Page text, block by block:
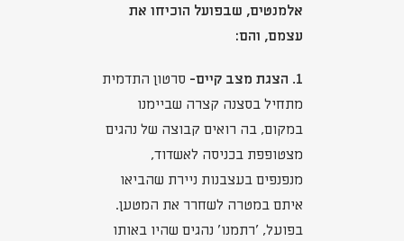
אלמנטים, שבפועל הוכיחו את
עצמם, והם:
1. הצגת מצב קיים-
סרטון התדמית
מתחיל בסצנה קצרה שביימנו
במקום, בה רואים קבוצה של נהגים
מצטופפת בכניסה לאשדוד,
מנפנפים בעצבנות ניירת שהביאו
איתם במטרה לשחרר את המטען.
בפועל, 'רתמנו' נהגים שהיו באותו